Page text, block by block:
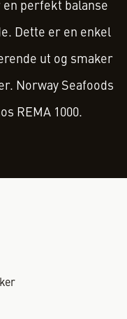
perfekt balanse
Dette er en enkel
ut og smaker
Norway Seafoods
REMA 1000.